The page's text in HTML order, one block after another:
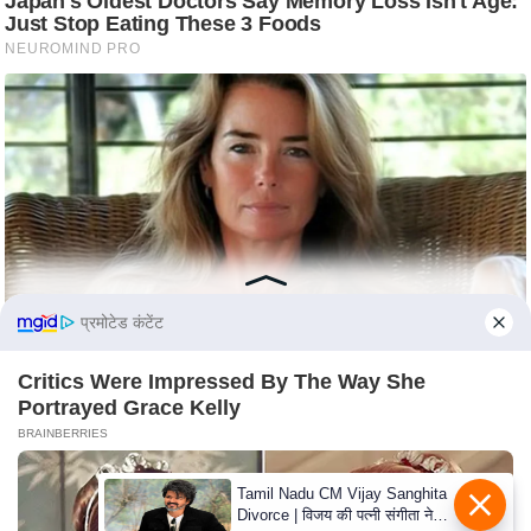
e
l
L
o
k
s
a
b
h
c
u
n
a
v
प्रमोटेड कंटेंट
Critics Were Impressed By The Way She
Portrayed Grace Kelly
BRAINBERRIES
Tamil Nadu CM Vijay Sanghita
Divorce | विजय की पत्नी संगीता ने